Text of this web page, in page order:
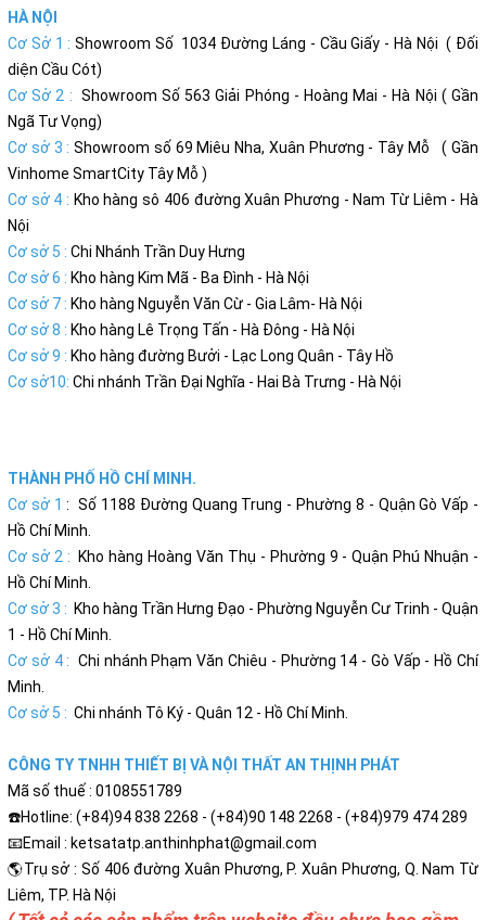
HÀ NỘI
Cơ Sở 1 : Showroom Số 1034 Đường Láng - Cầu Giấy - Hà Nội ( Đối
diện Cầu Cót)
Cơ Sở 2 : Showroom Số 563 Giải Phóng - Hoàng Mai - Hà Nội ( Gần
Ngã Tư Vọng)
Cơ sở 3 : Showroom số 69 Miêu Nha, Xuân Phương - Tây Mỗ ( Gần
Vinhome SmartCity Tây Mỗ )
Cơ sở 4 : Kho hàng sô 406 đường Xuân Phương - Nam Từ Liêm - Hà
Nội
Cơ sở 5 : Chi Nhánh Trần Duy Hưng
Cơ sở 6 : Kho hàng Kim Mã - Ba Đình - Hà Nội
Cơ sở 7 : Kho hàng Nguyễn Văn Cừ - Gia Lâm- Hà Nội
Cơ sở 8 : Kho hàng Lê Trọng Tấn - Hà Đông - Hà Nội
Cơ sở 9 : Kho hàng đường Bưởi - Lạc Long Quân - Tây Hồ
Cơ sở10: Chi nhánh Trần Đại Nghĩa - Hai Bà Trưng - Hà Nội
THÀNH PHỐ HỒ CHÍ MINH.
Cơ sở 1: Số 1188 Đường Quang Trung - Phường 8 - Quận Gò Vấp -
Hồ Chí Minh.
Cơ sở 2 : Kho hàng Hoàng Văn Thụ - Phường 9 - Quận Phú Nhuận -
Hồ Chí Minh.
Cơ sở 3 : Kho hàng Trần Hưng Đạo - Phường Nguyễn Cư Trinh - Quận
1 - Hồ Chí Minh.
Cơ sở 4 : Chi nhánh Phạm Văn Chiêu - Phường 14 - Gò Vấp - Hồ Chí
Minh.
Cơ sở 5 : Chi nhánh Tô Ký - Quân 12 - Hồ Chí Minh.
CÔNG TY TNHH THIẾT BỊ VÀ NỘI THẤT AN THỊNH PHÁT
Mã số thuế : 0108551789
☎️Hotline: (+84)94 838 2268 - (+84)90 148 2268 - (+84)979 474 289
📧Email : ketsatatp.anthinhphat@gmail.com
🌎Trụ sở : Số 406 đường Xuân Phương, P. Xuân Phương, Q. Nam Từ
Liêm, TP. Hà Nội